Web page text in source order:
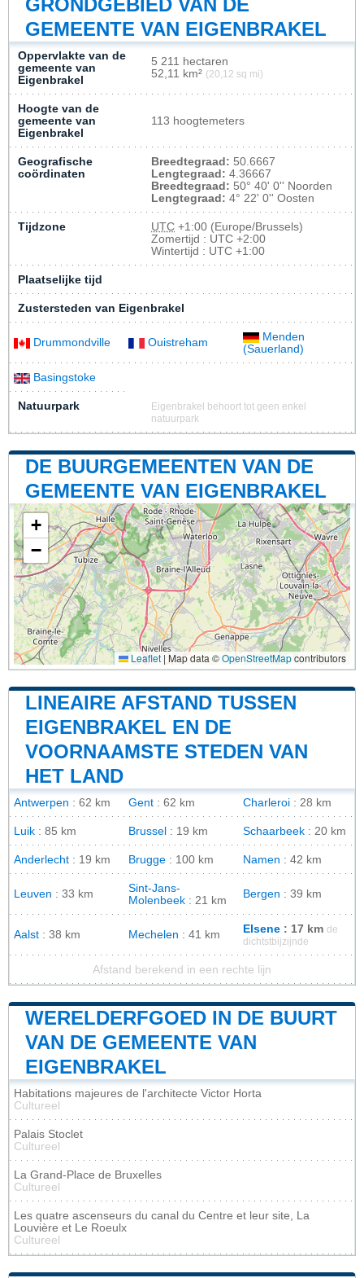
GEMEENTE VAN EIGENBRAKEL
Oppervlakte van de
gemeente van
Eigenbrakel
5 211 hectaren
52,11 km² (20,12 sq mi)
Hoogte van de
gemeente van
Eigenbrakel
113 hoogtemeters
Geografische
coördinaten
Breedtegraad: 50.6667
Lengtegraad: 4.36667
Breedtegraad: 50° 40' 0'' Noorden
Lengtegraad: 4° 22' 0'' Oosten
Tijdzone UTC +1:00 (Europe/Brussels)
Zomertijd : UTC +2:00
Wintertijd : UTC +1:00
Plaatselijke tijd
Zustersteden van Eigenbrakel
Drummondville Ouistreham
Menden
(Sauerland)
Basingstoke
Natuurpark
Eigenbrakel behoort tot geen enkel
natuurpark
DE BUURGEMEENTEN VAN DE
GEMEENTE VAN EIGENBRAKEL
+
−
Leaflet | Map data ©OpenStreetMapcontributors
LINEAIRE AFSTAND TUSSEN
EIGENBRAKEL EN DE
VOORNAAMSTE STEDEN VAN
HET LAND
Antwerpen : 62 km Gent : 62 km Charleroi : 28 km
Luik : 85 km Brussel : 19 km Schaarbeek : 20 km
Anderlecht : 19 km Brugge : 100 km Namen : 42 km
Leuven : 33 km
Sint-Jans-
Molenbeek : 21 km
Bergen : 39 km
Aalst : 38 km Mechelen : 41 km Elsene : 17 km de
dichtstbijzijnde
Afstand berekend in een rechte lijn
WERELDERFGOED IN DE BUURT
VAN DE GEMEENTE VAN
EIGENBRAKEL
Habitations majeures de l'architecte Victor Horta
Cultureel
Palais Stoclet
Cultureel
La Grand-Place de Bruxelles
Cultureel
Les quatre ascenseurs du canal du Centre et leur site, La
Louvière et Le Roeulx
Cultureel